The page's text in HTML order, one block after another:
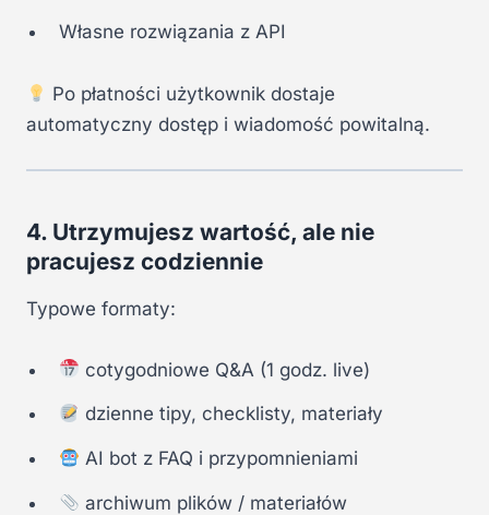
Własne rozwiązania z API
Po płatności użytkownik dostaje
automatyczny dostęp i wiadomość powitalną.
4. Utrzymujesz wartość, ale nie
pracujesz codziennie
Typowe formaty:
cotygodniowe Q&A (1 godz. live)
dzienne tipy, checklisty, materiały
AI bot z FAQ i przypomnieniami
archiwum plików / materiałów